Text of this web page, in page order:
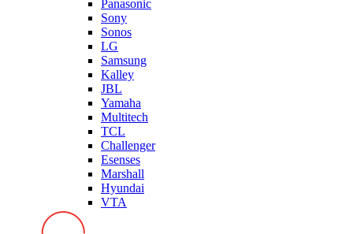
Panasonic
Sony
Sonos
LG
Samsung
Kalley
JBL
Yamaha
Multitech
TCL
Challenger
Esenses
Marshall
Hyundai
VTA